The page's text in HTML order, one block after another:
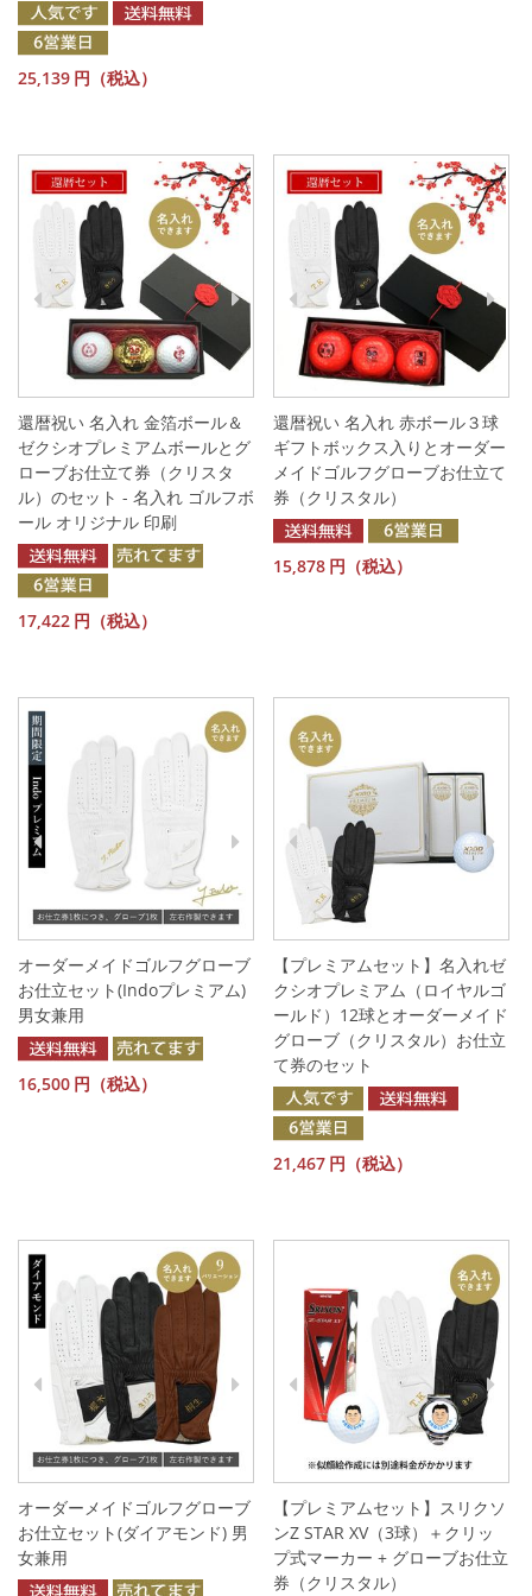
25,139 円（税込）
還暦祝い 名入れ 金箔ボール＆
ゼクシオプレミアムボールとグ
ローブお仕立て券（クリスタ
ル）のセット - 名入れ ゴルフボ
ール オリジナル 印刷
17,422 円（税込）
還暦祝い 名入れ 赤ボール３球
ギフトボックス入りとオーダー
メイドゴルフグローブお仕立て
券（クリスタル）
15,878 円（税込）
オーダーメイドゴルフグローブ
お仕立セット(Indoプレミアム)
男女兼用
16,500 円（税込）
【プレミアムセット】名入れゼ
クシオプレミアム（ロイヤルゴ
ールド）12球とオーダーメイド
グローブ（クリスタル）お仕立
て券のセット
21,467 円（税込）
オーダーメイドゴルフグローブ
お仕立セット(ダイアモンド) 男
女兼用
【プレミアムセット】スリクソ
ンZ STAR XV（3球）＋クリッ
プ式マーカー + グローブお仕立
券（クリスタル）